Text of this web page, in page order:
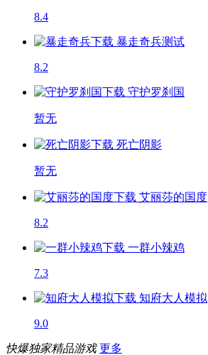
8.4
暴走奇兵测试
8.2
守护罗刹国
暂无
死亡阴影
暂无
艾丽莎的国度
8.2
一群小辣鸡
7.3
知府大人模拟
9.0
快爆独家精品游戏 更多